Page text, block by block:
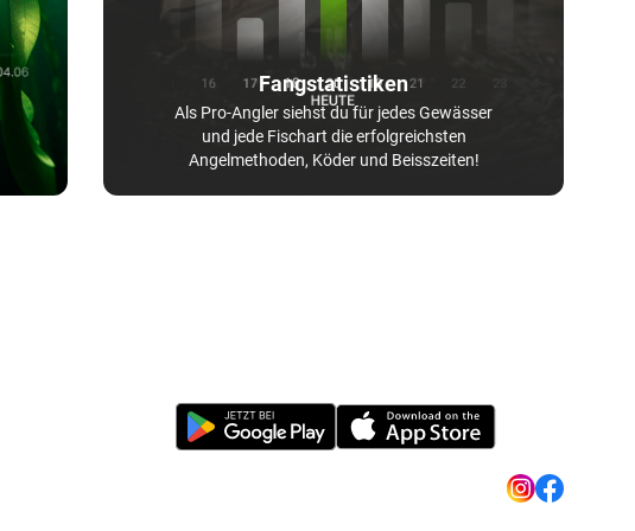
Fangstatistiken
Als Pro-Angler siehst du für jedes Gewässer
und jede Fischart die erfolgreichsten
Angelmethoden, Köder und Beisszeiten!